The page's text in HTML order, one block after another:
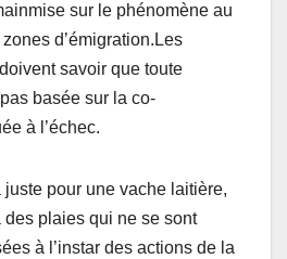
sur le phénomène au
d’émigration.Les
savoir que toute
basée sur la co-
à l’échec.
pour une vache laitière,
des plaies qui ne se sont
à l’instar des actions de la